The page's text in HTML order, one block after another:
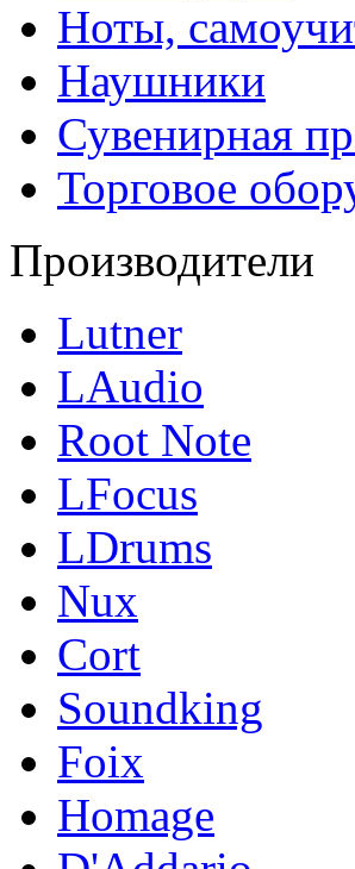
Ноты,
Наушники
Сувенирная
Торговое
Производители
Lutner
LAudio
Root Note
LFocus
LDrums
Nux
Cort
Soundking
Foix
Homage